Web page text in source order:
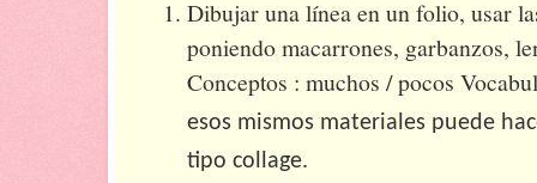
Dibujar una línea en un folio, usar
poniendo macarrones, garbanzos,
Conceptos : muchos / pocos
esos mismos materiales puede
tipo collage.